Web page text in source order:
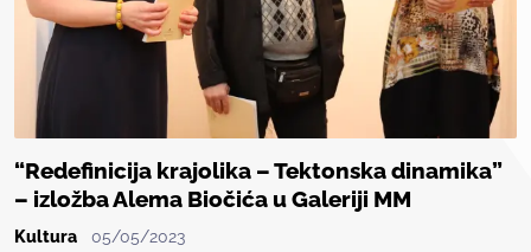
“Redefinicija krajolika – Tektonska dinamika”
– izložba Alema Biočića u Galeriji MM
Kultura 05/05/2023